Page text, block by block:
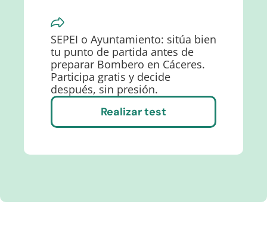
SEPEI o Ayuntamiento: sitúa bien
tu punto de partida antes de
preparar Bombero en Cáceres.
Participa gratis y decide
después, sin presión.
Realizar test